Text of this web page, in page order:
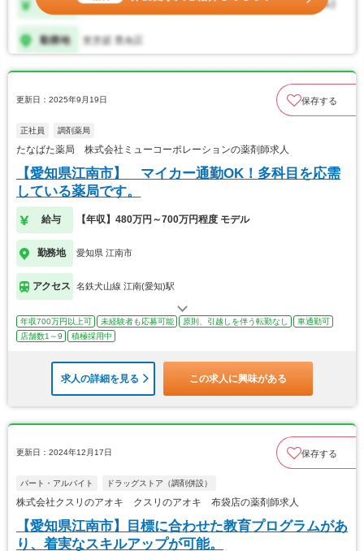
更新日：2025年9月19日 保存する
正社員 調剤薬局
たなばた薬局 株式会社ミューコーポレーションの薬剤師求人
【愛知県江南市】 マイカー通勤OK！多科目を応需
している薬局です。
給与 【年収】480万円～700万円程度 モデル
勤務地 愛知県 江南市
アクセス 名鉄犬山線 江南(愛知)駅
年収700万円以上可 未経験者も応募可能 原則、引越しを伴う転勤なし
車通勤可
店舗数1～9
積極採用中
求人の詳細を見る この求人に興味がある
更新日：2024年12月17日 保存する
パート・アルバイト ドラッグストア（調剤併設）
株式会社クスリのアオキ クスリのアオキ 布袋店の薬剤師求人
【愛知県江南市】目標に合わせた教育プログラムがあ
り、着実なスキルアップが可能。